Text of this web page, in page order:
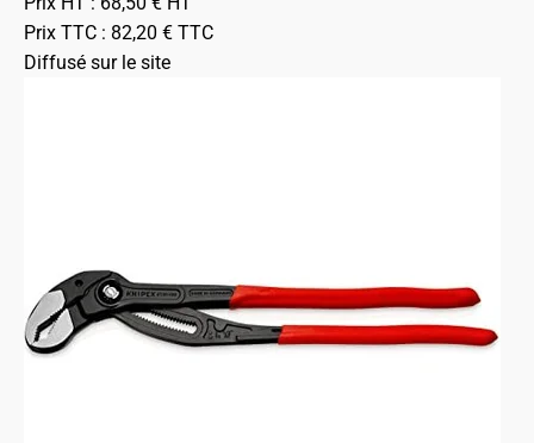
Prix TTC : 82,20 € TTC
Diffusé sur le site